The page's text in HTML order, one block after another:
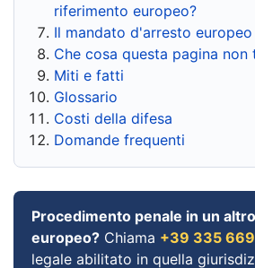
riferimento europeo?
Il mandato d'arresto europeo
Che cosa questa pagina
Miti e fatti
Glossario
Costi della difesa
Domande frequenti
Procedimento penale in un
europeo? Chiama +39 335
legale abilitato in quella